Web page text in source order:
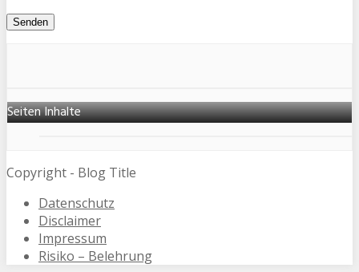
Seiten Inhalte
Copyright - Blog Title
Datenschutz
Disclaimer
Impressum
Risiko – Belehrung